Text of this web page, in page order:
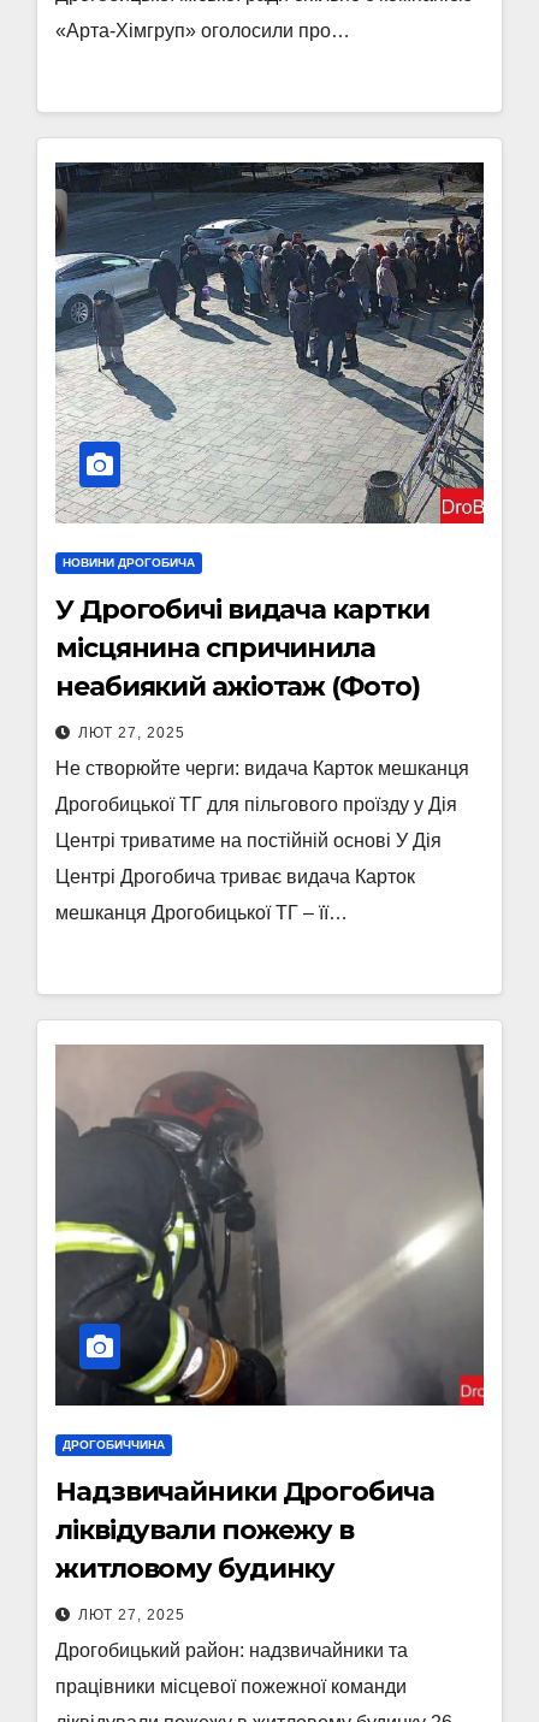
«Арта-Хімгруп» оголосили про…
НОВИНИ ДРОГОБИЧА
У Дрогобичі видача картки
місцянина спричинила
неабиякий ажіотаж (Фото)
ЛЮТ 27, 2025
Не створюйте черги: видача Карток мешканця
Дрогобицької ТГ для пільгового проїзду у Дія
Центрі триватиме на постійній основі У Дія
Центрі Дрогобича триває видача Карток
мешканця Дрогобицької ТГ – її…
ДРОГОБИЧЧИНА
Надзвичайники Дрогобича
ліквідували пожежу в
житловому будинку
ЛЮТ 27, 2025
Дрогобицький район: надзвичайники та
працівники місцевої пожежної команди